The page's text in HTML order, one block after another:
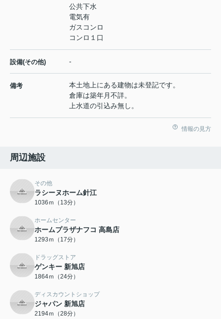
公共下水
電気有
ガスコンロ
コンロ１口
設備(その他) -
備考
本土地上にある建物は未登記です。
倉庫は築年月不詳。
上水道の引込み無し。
情報の見方
周辺施設
その他
ラシーヌホーム針江
1036ｍ（13分）
ホームセンター
ホームプラザナフコ 高島店
1293ｍ（17分）
ドラッグストア
ゲンキー 新旭店
1864ｍ（24分）
ディスカウントショップ
ジャパン 新旭店
2194ｍ（28分）